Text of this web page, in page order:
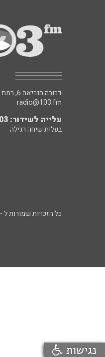
דבורה הנביאה 6, רמת השרון
radio@103.fm
עלייה לשידור: 0552-103-103
בעלות שיחה רגילה
כל הזכויות שמורות ל - 103FM
נגישות